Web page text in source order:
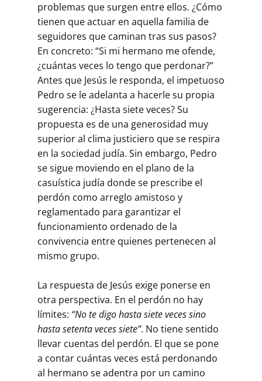
problemas que surgen entre ellos. ¿Cómo
tienen que actuar en aquella familia de
seguidores que caminan tras sus pasos?
En concreto: “Si mi hermano me ofende,
¿cuántas veces lo tengo que perdonar?”
Antes que Jesús le responda, el impetuoso
Pedro se le adelanta a hacerle su propia
sugerencia: ¿Hasta siete veces? Su
propuesta es de una generosidad muy
superior al clima justiciero que se respira
en la sociedad judía. Sin embargo, Pedro
se sigue moviendo en el plano de la
casuística judía donde se prescribe el
perdón como arreglo amistoso y
reglamentado para garantizar el
funcionamiento ordenado de la
convivencia entre quienes pertenecen al
mismo grupo.
La respuesta de Jesús exige ponerse en
otra perspectiva. En el perdón no hay
límites: “No te digo hasta siete veces sino
hasta setenta veces siete”. No tiene sentido
llevar cuentas del perdón. El que se pone
a contar cuántas veces está perdonando
al hermano se adentra por un camino